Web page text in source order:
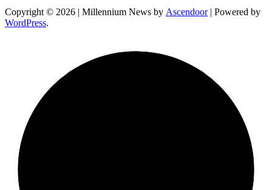
Copyright © 2026 | Millennium News by Ascendoor| Powered by
WordPress.